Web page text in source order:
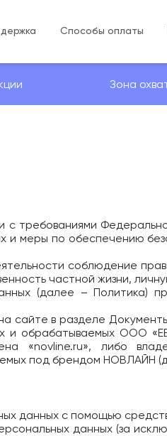
Способы оплаты
Зона
требованиями
и меры по обеспечению
соблюдение
частной жизни,
(далее – Политика)
в разделе
и обрабатываемых ООО
«novline.ru», либо
под брендом НОВЛАЙН
данных с помощью
данных (за